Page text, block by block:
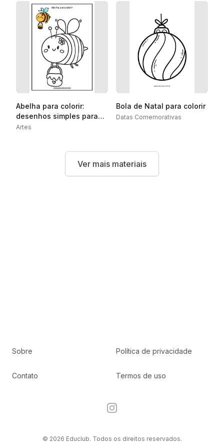
Abelha para colorir:
desenhos simples para
imprimir
Artes
Bola de Natal para colorir
Datas Comemorativas
Ver mais materiais
Sobre
Contato
Política de privacidade
Termos de uso
Instagram
© 2026 Educlub. Todos os direitos reservados.